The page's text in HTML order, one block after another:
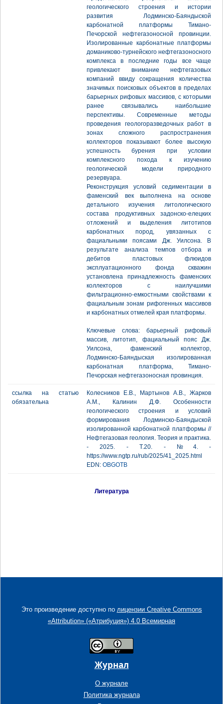
геологического строения и истории
развития Лодминско-Баяндыской
карбонатной платформы Тимано-
Печорской нефтегазоносной провинции.
Изолированные карбонатные платформы
доманиково-турнейского нефтегазоносного
комплекса в последние годы все чаще
привлекают внимание нефтегазовых
компаний ввиду сокращения количества
значимых поисковых объектов в пределах
барьерных рифовых массивов, с которыми
ранее связывались наибольшие
перспективы. Современные методы
проведения геологоразведочных работ в
зонах сложного распространения
коллекторов показывают более высокую
успешность бурения при условии
комплексного похода к изучению
геологической модели природного
резервуара.
Реконструкция условий седиментации в
фаменский век выполнена на основе
детального изучения литологического
состава продуктивных задонско-елецких
отложений и выделения литотипов
карбонатных пород, увязанных с
фациальными поясами Дж. Уилсона. В
результате анализа темпов отбора и
дебитов пластовых флюидов
эксплуатационного фонда скважин
установлена принадлежность фаменских
коллекторов с наилучшими
фильтрационно-емкостными свойствами к
фациальным зонам рифогенных массивов
и карбонатных отмелей края платформы.
Ключевые слова: барьерный рифовый
массив, литотип, фациальный пояс Дж.
Уилсона, фаменский коллектор,
Лодминско-Баяндыская изолированная
карбонатная платформа, Тимано-
Печорская нефтегазоносная провинция.
ссылка на статью
обязательна
Колесников Е.В., Мартынов А.В., Жарков
А.М., Калинин Д.Ф. Особенности
геологического строения и условий
формирования Лодминско-Баяндыской
изолированной карбонатной платформы //
Нефтегазовая геология. Теория и практика.
- 2025. - Т.20. - №4. -
https://www.ngtp.ru/rub/2025/41_2025.html
EDN: OBGOTB
Литература
Это произведение доступно по лицензии Creative Commons
«Attribution» («Атрибуция») 4.0 Всемирная
Журнал
О журнале
Политика журнала